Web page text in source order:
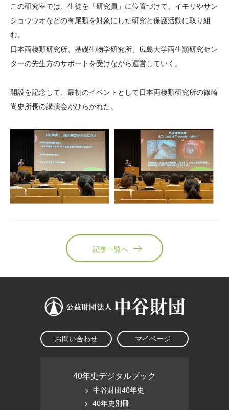
科学教育振興助成・
次世代理系人材育成プ
ログラム助成
サイトマップ 中谷財団アーカイブ
この研究室では、生徒を「研究員」に位置づけて、イモリやサン
ショウウオなどの有尾類を対象にした研究と保護活動に取り組
む。
日本両棲類研究所、基礎生物学研究所、広島大学両生類研究セン
ターの先生方のサポートを受けながら運営していく。
開設を記念して、最初のイベントとして日本両棲類研究所の篠崎
尚史所長の講演会がひらかれた。
記事一覧へ
お問い合わせ マイページ
40年史デジタルブック
中谷財団40年史
40年史別冊